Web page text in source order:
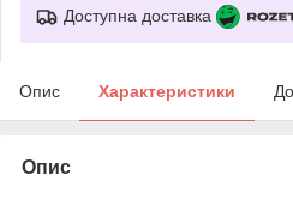
Доступна доставка
Опис Характеристики
Опис